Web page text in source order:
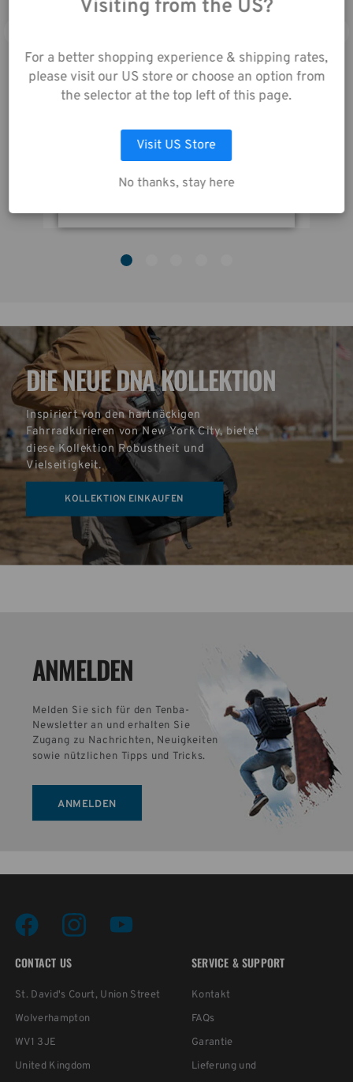
690,00€
ANMELDEN
Melden Sie sich für den Tenba-
Newsletter an und erhalten Sie
Zugang zu Nachrichten, Neuigkeiten
sowie nützlichen Tipps und Tricks.
ANMELDEN
DIE NEUE DNA KOLLEKTION
Inspiriert von den hartnäckigen
Fahrradkurieren von New York City, bietet
diese Kollektion Robustheit und
Vielseitigkeit.
KOLLEKTION EINKAUFEN
CONTACT US
St. David's Court, Union Street
Wolverhampton
WV1 3JE
United Kingdom
SERVICE & SUPPORT
Kontakt
FAQs
Garantie
Lieferung und
stimmen Sie der
unserer
Datenschutzrichtlinie
zu.
AUSWAHL ANPASSEN
ALLE COOKIES AKZEPTIEREN
Visiting from the US?
For a better shopping experience & shipping rates,
please visit our US store or choose an option from
the selector at the top left of this page.
Visit US Store
No thanks, stay here